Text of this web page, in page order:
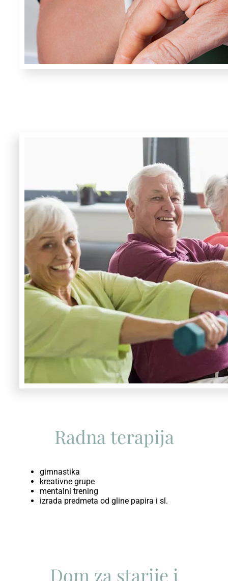
Radna terapija
gimnastika
kreativne grupe
mentalni trening
izrada predmeta od gline papira i sl.
Dom za starije i